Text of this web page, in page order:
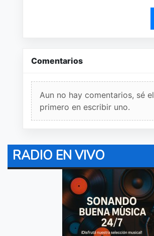
Comentarios
Aun no hay comentarios, sé el
primero en escribir uno.
RADIO EN VIVO